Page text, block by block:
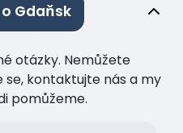
Gdaňsk
otázky. Nemůžete
kontaktujte nás a my
pomůžeme.